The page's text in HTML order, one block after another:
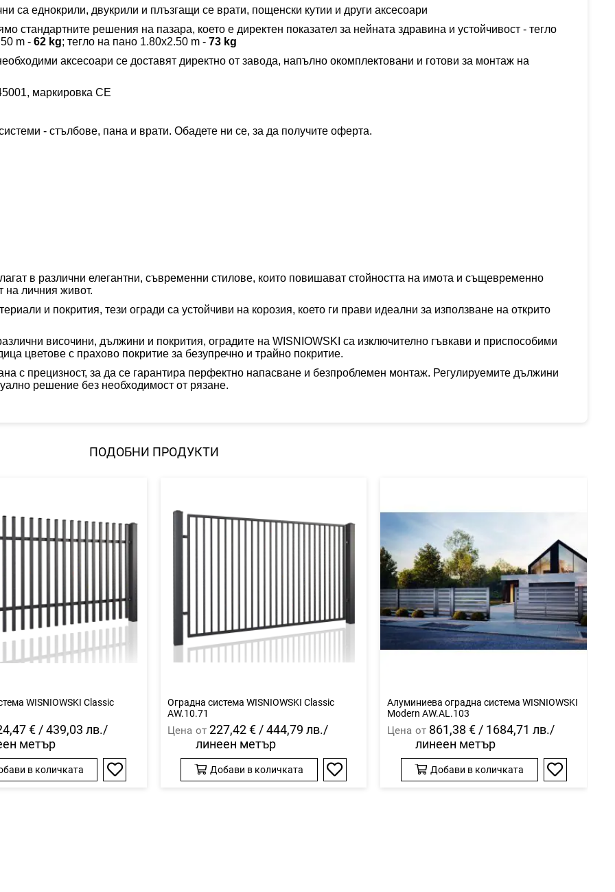
са еднокрили, двукрили и плъзгащи се врати, пощенски кутии и други аксесоари
стандартните решения на пазара, което е директен показател за нейната здравина и устойчивост - тегло
m - 62 kg; тегло на пано 1.80x2.50 m - 73 kg
аксесоари се доставят директно от завода, напълно окомплектовани и готови за монтаж на
маркировка CE
- стълбове, пана и врати. Обадете ни се, за да получите оферта.
в различни елегантни, съвременни стилове, които повишават стойността на имота и същевременно
на личния живот.
и покрития, тези огради са устойчиви на корозия, което ги прави идеални за използване на открито
височини, дължини и покрития, оградите на WISNIOWSKI са изключително гъвкави и приспособими
цветове с прахово покритие за безупречно и трайно покритие.
с прецизност, за да се гарантира перфектно напасване и безпроблемен монтаж. Регулируемите дължини
решение без необходимост от рязане.
ПОДОБНИ ПРОДУКТИ
WISNIOWSKI Classic
€ / 439,03 лв./
метър
в количката
Добави
Оградна система WISNIOWSKI Classic
AW.10.71
Цена от227,42 € / 444,79 лв./
линеен метър
Добави в количката
Добави
Алуминиева оградна система WISNIOWSKI
Modern AW.AL.103
Цена от 861,38 € / 1684,71 лв./
линеен метър
Добави в количката
Добави